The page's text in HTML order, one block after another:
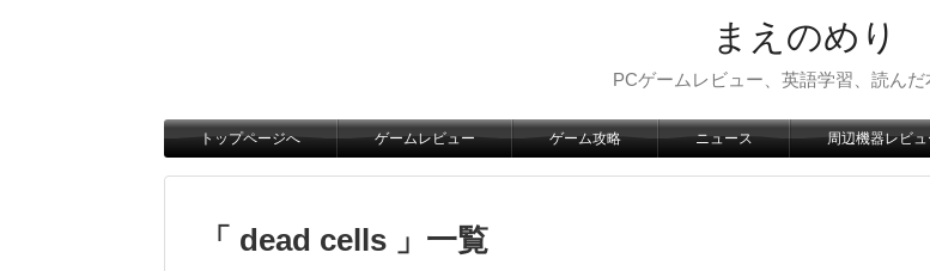
まえのめり
PCゲームレビュー、英語学習、読んだ
トップページへ ゲームレビュー ゲーム攻略 ニュース 周辺機器レビ
「 dead cells 」一覧